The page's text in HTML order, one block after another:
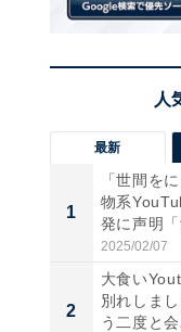
最新
1
「世間を
物系
発に声明
2025/02/07
2
大食い
別れしま
う二度と